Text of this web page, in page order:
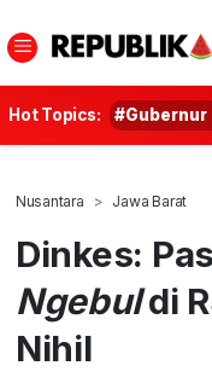
Hot Topics: #Gubernur
Nusantara Jawa Barat
Dinkes:
Ngebuldi
Nihil